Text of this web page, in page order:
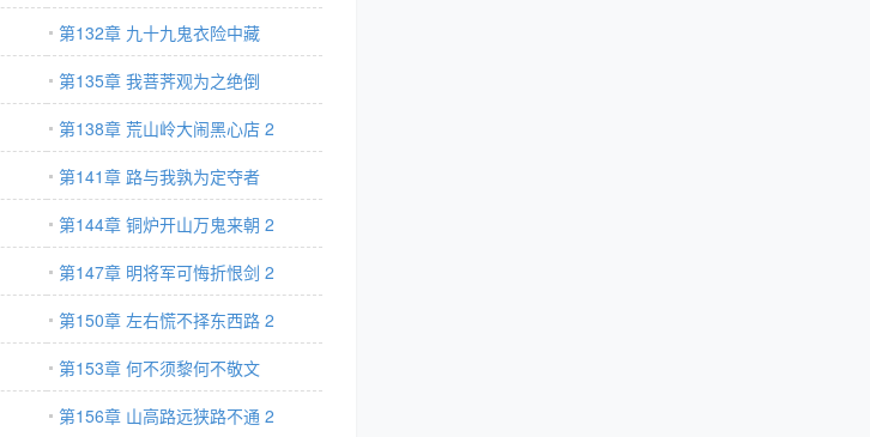
第132章 九十九鬼衣险中藏
第135章 我菩荠观为之绝倒
第138章 荒山岭大闹黑心店 2
第141章 路与我孰为定夺者
第144章 铜炉开山万鬼来朝 2
第147章 明将军可悔折恨剑 2
第150章 左右慌不择东西路 2
第153章 何不须黎何不敬文
第156章 山高路远狭路不通 2